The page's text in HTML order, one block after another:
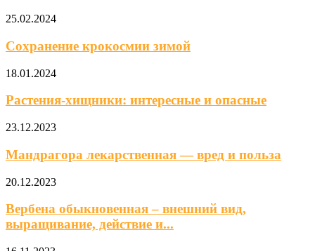
25.02.2024
Сохранение крокосмии зимой
18.01.2024
Растения-хищники: интересные и опасные
23.12.2023
Мандрагора лекарственная — вред и польза
20.12.2023
Вербена обыкновенная – внешний вид,
выращивание, действие и...